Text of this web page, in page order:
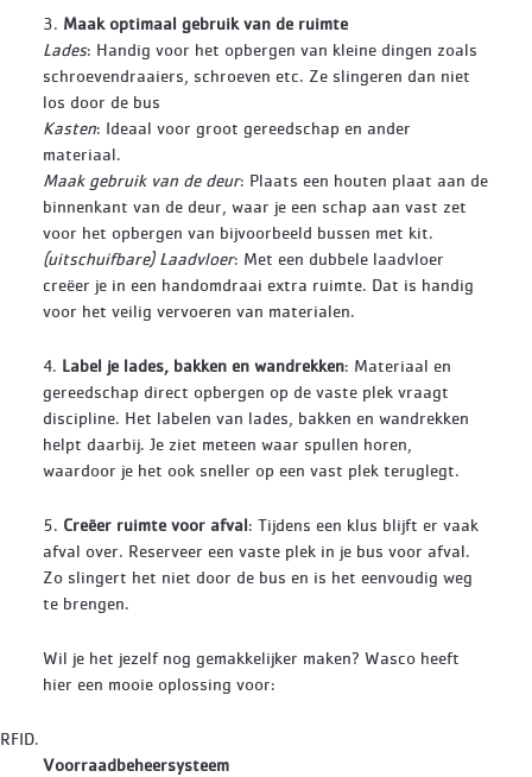
3. Maak optimaal gebruik van de ruimte
Lades: Handig voor het opbergen van kleine dingen zoals
schroevendraaiers, schroeven etc. Ze slingeren dan niet
los door de bus
Kasten: Ideaal voor groot gereedschap en ander
materiaal.
Maak gebruik van de deur: Plaats een houten plaat aan de
binnenkant van de deur, waar je een schap aan vast zet
voor het opbergen van bijvoorbeeld bussen met kit.
(uitschuifbare) Laadvloer: Met een dubbele laadvloer
creëer je in een handomdraai extra ruimte. Dat is handig
voor het veilig vervoeren van materialen.
4. Label je lades, bakken en wandrekken: Materiaal en
gereedschap direct opbergen op de vaste plek vraagt
discipline. Het labelen van lades, bakken en wandrekken
helpt daarbij. Je ziet meteen waar spullen horen,
waardoor je het ook sneller op een vast plek teruglegt.
5. Creëer ruimte voor afval: Tijdens een klus blijft er vaak
afval over. Reserveer een vaste plek in je bus voor afval.
Zo slingert het niet door de bus en is het eenvoudig weg
te brengen.
Wil je het jezelf nog gemakkelijker maken? Wasco heeft
hier een mooie oplossing voor:
RFID.
Voorraadbeheersysteem